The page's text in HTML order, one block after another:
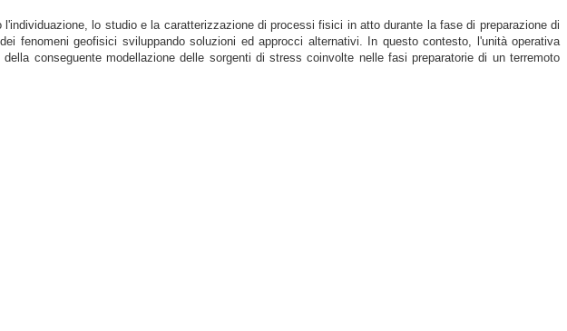
lo studio e la caratterizzazione di processi fisici in atto durante la fase di preparazione di
fenomeni geofisici sviluppando soluzioni ed approcci alternativi. In questo contesto, l'unità operativa
conseguente modellazione delle sorgenti di stress coinvolte nelle fasi preparatorie di un terremoto